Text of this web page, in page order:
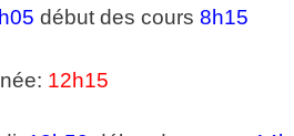
début des cours 8h15
12h15